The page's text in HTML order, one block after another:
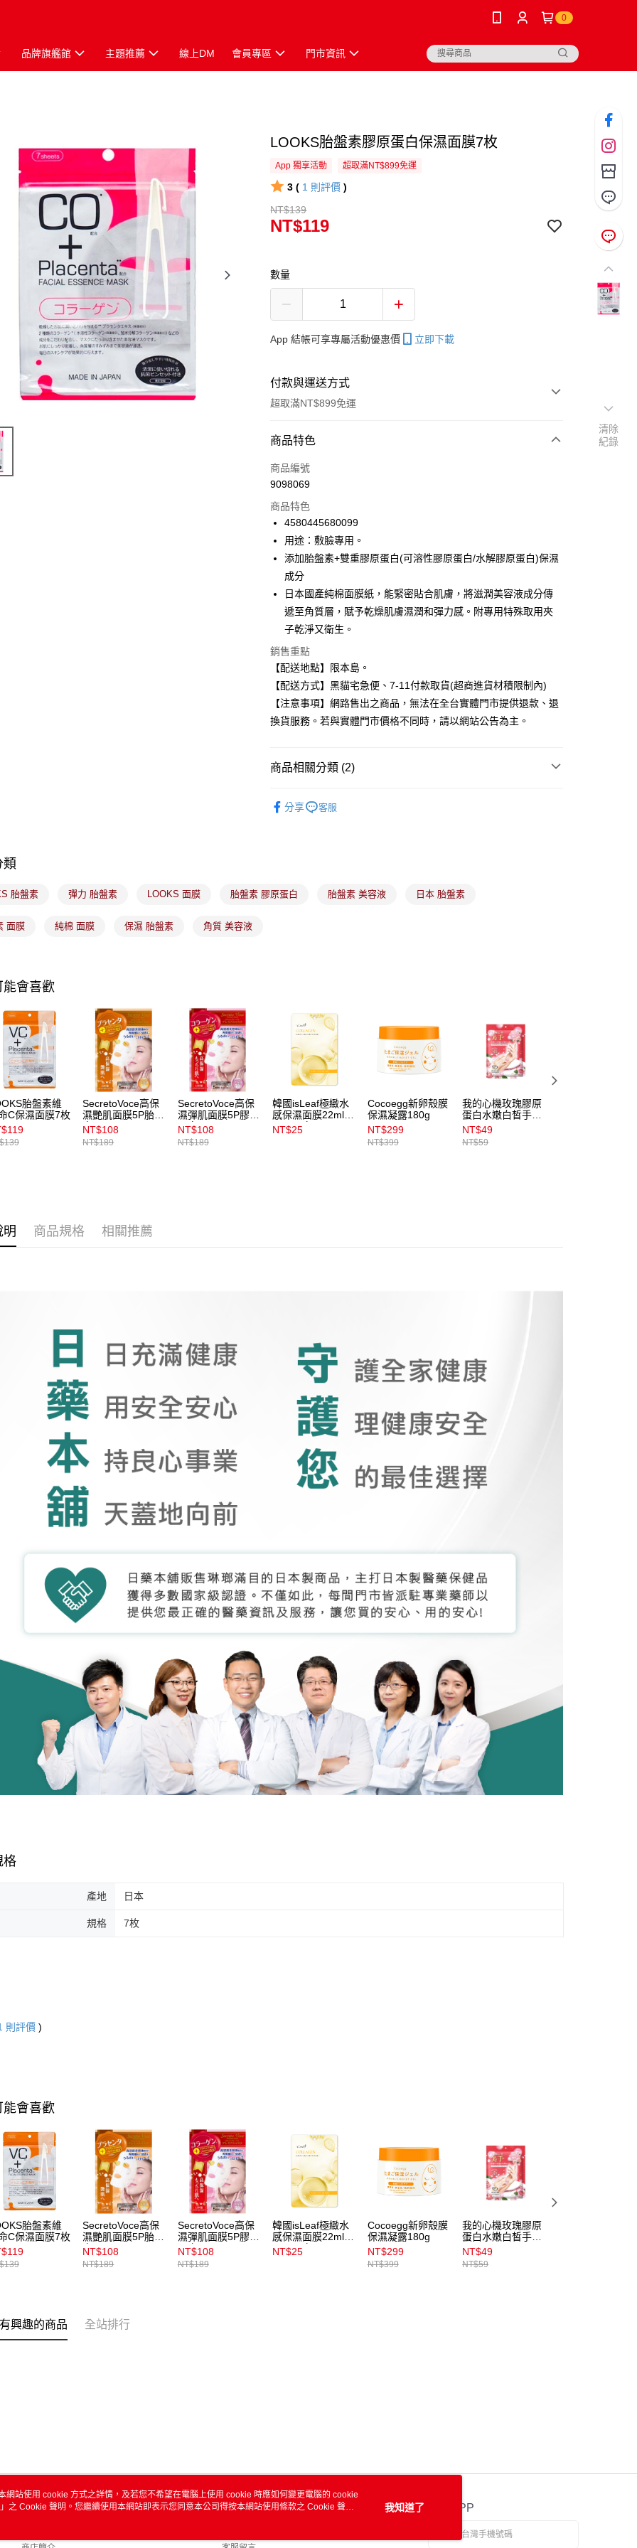
0
品牌旗艦館 主題推薦 線上DM 會員專區 門市資訊
LOOKS胎盤素膠原蛋白保濕面膜7枚
App 獨享活動 超取滿NT$899免運
3 ( 1 則評價 )
NT$139
NT$119
數量
App 結帳可享專屬活動優惠價 立即下載
付款與運送方式
超取滿NT$899免運
付款方式
信用卡一次付款
合作金庫商業銀行
華南商業銀行
彰化商業銀行
國泰世華商業銀行
臺灣中小企業銀行
台中商業銀行
匯豐（台灣）商業銀行
華泰商業銀行
聯邦商業銀行
玉山商業銀行
台新國際商業銀行
台灣樂天信用卡公司
超商取貨付款
Apple Pay
悠遊付
Google Pay
全盈+PAY
大哥付你分期
1.本服務由台灣大哥大提供，台灣大哥大用戶可立即使用無須另外申請。
完成交易。
醒簡訊。
資料（包含姓名、電話或地址）提供予台灣大哥大進項蒐集、處理及利
用，由本公司與您本人進行分期帳單所需資料之確認、核對及更正。
3.完整用戶服務條款，請詳閱以下連結：https://oppay.tw/userRule
ATM付款
運送方式
每筆NT$100，滿NT$899(含以上)免運費
付款後門市自取
每筆NT$100，滿NT$399(含以上)免運費
商品特色
商品編號
9098069
商品特色
4580445680099
用途：敷臉專用。
添加胎盤素+雙重膠原蛋白(可溶性膠原蛋白/水解膠原蛋白)保濕
成分
日本國產純棉面膜紙，能緊密貼合肌膚，將滋潤美容液成分傳
遞至角質層，賦予乾燥肌膚濕潤和彈力感。附專用特殊取用夾
子乾淨又衛生。
銷售重點
【配送地點】限本島。
【配送方式】黑貓宅急便、7-11付款取貨(超商進貨材積限制內)
【注意事項】網路售出之商品，無法在全台實體門市提供退款、退
換貨服務。若與實體門市價格不同時，請以網站公告為主。
商品相關分類 (2)
分享 客服
類
胎盤素 彈力 胎盤素 LOOKS 面膜 胎盤素 膠原蛋白 胎盤素 美容液 日本 胎盤素
面膜 純棉 面膜 保濕 胎盤素 角質 美容液
能會喜歡
胎盤素維
C保濕面膜7枚
SecretoVoce高保
濕艷肌面膜5P胎盤
素
NT$108
NT$189
SecretoVoce高保
濕彈肌面膜5P膠原
蛋白
NT$108
NT$189
韓國isLeaf極緻水
感保濕面膜22ml_
膠原蛋白
NT$25
Cocoegg新卵殼膜
保濕凝露180g
NT$299
NT$399
我的心機玫瑰膠原
蛋白水嫩白皙手膜
20ml
NT$49
NT$59
明 商品規格 相關推薦
格
產地 日本
規格 7枚
則評價 )
能會喜歡
胎盤素維
C保濕面膜7枚
SecretoVoce高保
濕艷肌面膜5P胎盤
素
NT$108
NT$189
SecretoVoce高保
濕彈肌面膜5P膠原
蛋白
NT$108
NT$189
韓國isLeaf極緻水
感保濕面膜22ml_
膠原蛋白
NT$25
Cocoegg新卵殼膜
保濕凝露180g
NT$299
NT$399
我的心機玫瑰膠原
蛋白水嫩白皙手膜
20ml
NT$49
NT$59
興趣的商品 全站排行
關於我們 客服資訊 官方APP
清除
紀錄
網站使用 cookie 方式之詳情，及若您不希望在電腦上使用 cookie 時應如何變更電腦的 cookie
」之 Cookie 聲明。您繼續使用本網站即表示您同意本公司得按本網站使用條款之 Cookie 聲明
我知道了